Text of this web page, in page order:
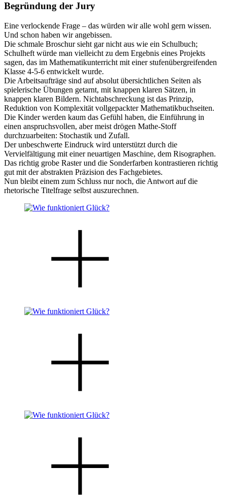
Begründung der Jury
Eine verlockende Frage – das würden wir alle wohl gern wissen.
Und schon haben wir angebissen.
Die schmale Broschur sieht gar nicht aus wie ein Schulbuch;
Schulheft würde man vielleicht zu dem Ergebnis eines Projekts
sagen, das im Mathematikunterricht mit einer stufenübergreifenden
Klasse 4-5-6 entwickelt wurde.
Die Arbeitsaufträge sind auf absolut übersichtlichen Seiten als
spielerische Übungen getarnt, mit knappen klaren Sätzen, in
knappen klaren Bildern. Nichtabschreckung ist das Prinzip,
Reduktion von Komplexität vollgepackter Mathematikbuchseiten.
Die Kinder werden kaum das Gefühl haben, die Einführung in
einen anspruchsvollen, aber meist drögen Mathe-Stoff
durchzuarbeiten: Stochastik und Zufall.
Der unbeschwerte Eindruck wird unterstützt durch die
Vervielfältigung mit einer neuartigen Maschine, dem Risographen.
Das richtig grobe Raster und die Sonderfarben kontrastieren richtig
gut mit der abstrakten Präzision des Fachgebietes.
Nun bleibt einem zum Schluss nur noch, die Antwort auf die
rhetorische Titelfrage selbst auszurechnen.